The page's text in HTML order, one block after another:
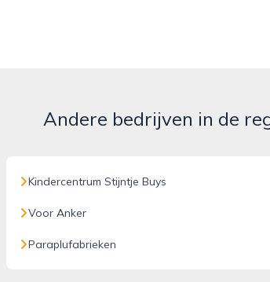
Andere bedrijven in de
Kindercentrum Stijntje Buys
Voor Anker
Paraplufabrieken